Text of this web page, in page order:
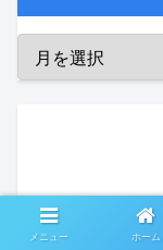
メニュー ホーム